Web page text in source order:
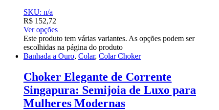
SKU: n/a
R$ 152,72
Ver opções
Este produto tem várias variantes. As opções podem ser
escolhidas na página do produto
Banhada a Ouro, Colar, Colar Choker
Choker Elegante de Corrente
Singapura: Semijoia de Luxo para
Mulheres Modernas